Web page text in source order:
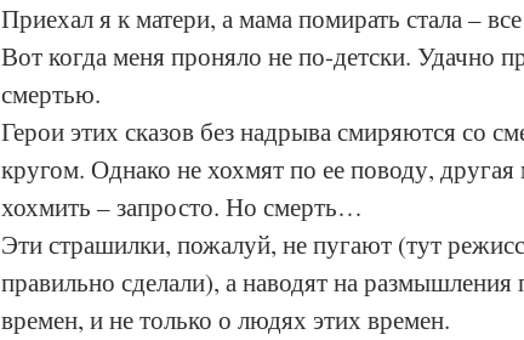
Приехал я к матери, а мама помирать стала –
Вот когда меня проняло не по-детски. Удачно
смертью.
Герои этих сказов без надрыва смиряются со
кругом. Однако не хохмят по ее поводу,
хохмить – запросто. Но смерть…
Эти страшилки, пожалуй, не пугают (тут
правильно сделали), а наводят на
времен, и не только о людях этих времен.